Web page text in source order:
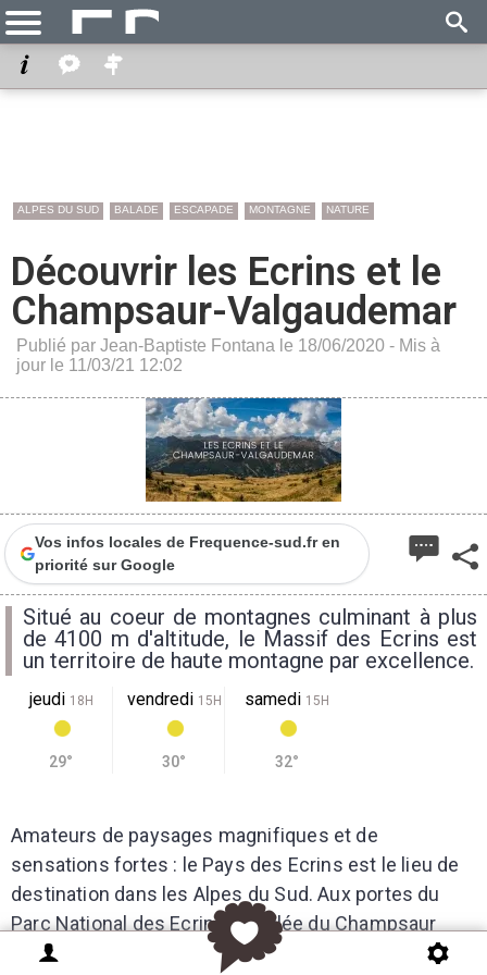
ALPES DU SUD BALADE ESCAPADE MONTAGNE NATURE
Découvrir les Ecrins et le
Champsaur-Valgaudemar
Publié par Jean-Baptiste Fontana le 18/06/2020 - Mis à
jour le 11/03/21 12:02
Vos infos locales de Frequence-sud.fr en
priorité sur Google
Situé au coeur de montagnes culminant à plus
de 4100 m d'altitude, le Massif des Ecrins est
un territoire de haute montagne par excellence.
jeudi 18H
29°
vendredi 15H
30°
samedi 15H
32°
Amateurs de paysages magnifiques et de
sensations fortes : le Pays des Ecrins est le lieu de
destination dans les Alpes du Sud. Aux portes du
Parc National des Ecrins, la vallée du Champsaur
possède un bocage de montagne unique.